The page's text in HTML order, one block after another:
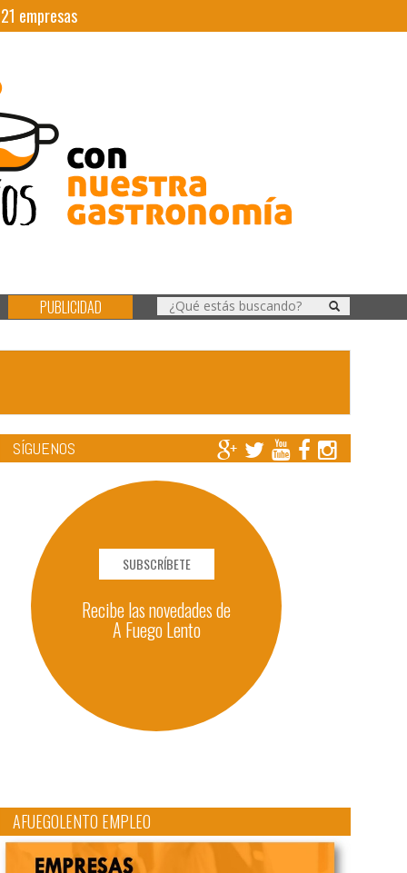
21 empresas
PUBLICIDAD
SÍGUENOS
SUBSCRÍBETE
Recibe las novedades de
A Fuego Lento
AFUEGOLENTO EMPLEO